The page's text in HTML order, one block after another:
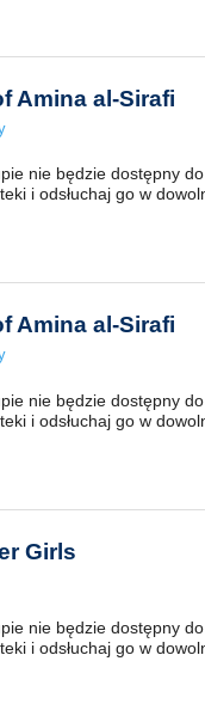
Amina al-Sirafi
nie będzie dostępny
i odsłuchaj go w
Amina al-Sirafi
nie będzie dostępny
i odsłuchaj go w
Girls
nie będzie dostępny
i odsłuchaj go w